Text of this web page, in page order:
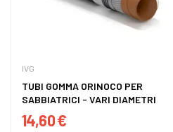
IVG
TUBI GOMMA ORINOCO PER
SABBIATRICI - VARI DIAMETRI
14,60 €